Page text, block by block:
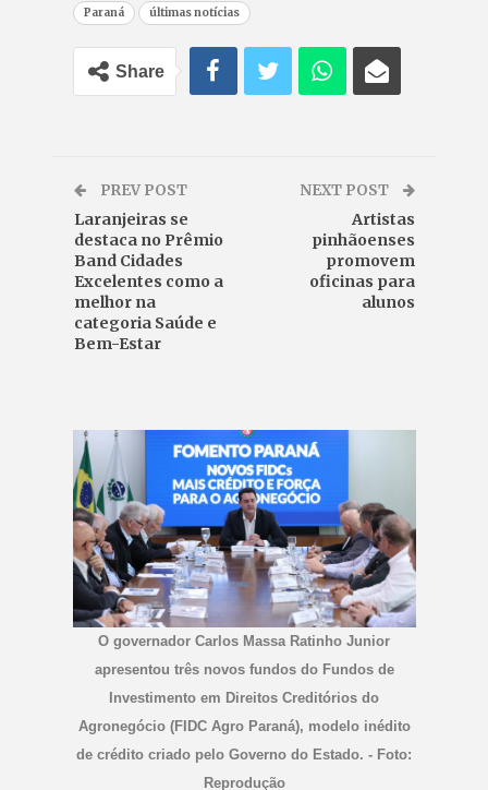
Paraná últimas notícias
Share
PREV POST
Laranjeiras se
destaca no Prêmio
Band Cidades
Excelentes como a
melhor na
categoria Saúde e
Bem-Estar
NEXT POST
Artistas
pinhãoenses
promovem
oficinas para
alunos
O governador Carlos Massa Ratinho Junior
apresentou três novos fundos do Fundos de
Investimento em Direitos Creditórios do
Agronegócio (FIDC Agro Paraná), modelo inédito
de crédito criado pelo Governo do Estado. - Foto:
Reprodução